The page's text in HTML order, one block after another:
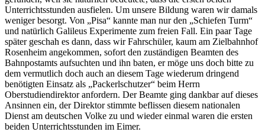
Unterrichtsstunden ausfielen. Um unsere Bildung waren wir damals
weniger besorgt. Von
Pisa kannte man nur den
Schiefen Turm
und natürlich Galileus Experimente zum freien Fall. Ein paar Tage
später geschah es dann, dass wir Fahrschüler, kaum am Zielbahnhof
Rosenheim angekommen, sofort den zuständigen Beamten des
Bahnpostamts aufsuchten und ihn baten, er möge uns doch bitte zu
dem vermutlich doch auch an diesem Tage wiederum dringend
benötigten Einsatz als
Packerlschutzer
beim Herrn
Oberstudiendirektor anfordern. Der Beamte ging dankbar auf dieses
Ansinnen ein, der Direktor stimmte beflissen diesem nationalen
Dienst am deutschen Volke zu und wieder einmal waren die ersten
beiden Unterrichtsstunden im Eimer.